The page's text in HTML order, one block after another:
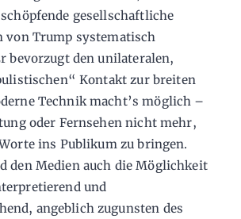
gesellschaftliche
von Trump systematisch
bevorzugt den unilateralen,
Kontakt zur breiten
Technik macht’s möglich –
oder Fernsehen nicht mehr,
ins Publikum zu bringen.
den Medien auch die Möglichkeit
und
angeblich zugunsten des